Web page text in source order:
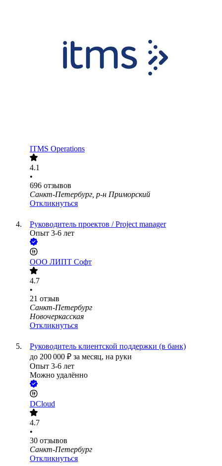
ITMS Operations
4.1
•
696 отзывов
Санкт-Петербург, р-н Приморский
Откликнуться
Руководитель проектов / Project manager
Опыт 3-6 лет
ООО ЛИПТ Софт
4.7
•
21 отзыв
Санкт-Петербург
Новочеркасская
Откликнуться
Руководитель клиентской поддержки (в банк)
до 200 000 ₽ за месяц, на руки
Опыт 3-6 лет
Можно удалённо
DCloud
4.7
•
30 отзывов
Санкт-Петербург
Откликнуться